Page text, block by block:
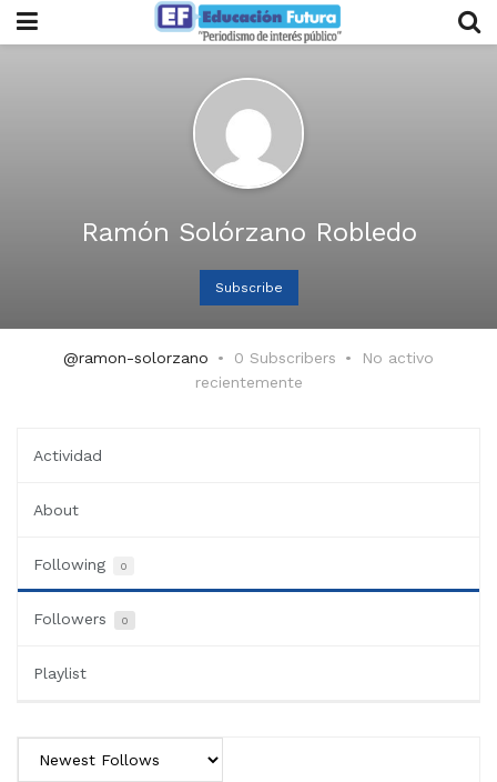
Ramón Solórzano Robledo
Subscribe
@ramon-solorzano 0 Subscribers
No activo
recientemente
Actividad
About
Following 0
Followers 0
Playlist